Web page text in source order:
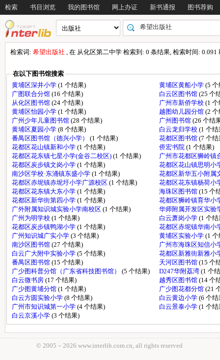
检索 书目浏览 我的图书馆 网上办证 新书通报 图书荐购
检索词: 希望出版社 , 在 从化区第二中学 检索到: 0 条结果, 检索时间: 0.091
在以下图书馆搜索
黄埔区深井小学 (1 个结果) 黄埔区黄船小学 (5
广图联合分馆 (16 个结果) 白云区图书馆 (25 个
从化区图书馆 (24 个结果) 广州市新侨学校 (1
黄埔区怡园小学 (1 个结果) 越图幼儿园分馆 (2
广州少年儿童图书馆 (28 个结果) 广州图书馆 (26 个结
黄埔区夏园小学 (8 个结果) 白云龙归学校 (1 个结
番禺区图书馆（德兴小学） (1 个结果) 花都区图书馆 (7 个结
花都区花山镇新和小学 (1 个结果) 侨宏书院 (1 个结果)
花都区花东镇七星小学(金谷二校区) (1 个结果)
广州市花都区狮岭镇
花都区炭步镇文岗小学 (1 个结果)
花都区花山镇思明小
南沙区学校·东涌镇东盛小学 (1 个结果)
花都区新华五小附属
花都区赤坭镇赤坭圩小学广源校区 (1 个结果)
花都区花东镇杨荷小
花都区花东镇大东小学 (1 个结果) 海珠区图书馆 (15 个
花都区新华街第四小学 (1 个结果)
花都区狮岭镇育华小
广外附属知识城实验小学南校区 (1 个结果)
华师附属开发区实验
广州为明学校 (1 个结果) 白云萧岗小学 (1 个结
花都区炭步镇鸭湖小学 (1 个结果)
花都区赤坭镇华南小
广州知识城广实小学 (3 个结果) 黄埔区实验小学 (1
南沙区图书馆 (27 个结果)
广州市海珠区知信小
白云广大附中实验小学 (5 个结果)
花都区新雅街新雅小
番禺区图书馆 (15 个结果) 天河区图书馆 (15 个
广少图科普分馆（广东省科技图书馆） (5 个结果) D247华附荔湾 (1 个
白云微书房 (17 个结果) 越秀区图书馆 (14 个
广少图黄埔分馆 (1 个结果) 广少图花都分馆 (21
白云方圆实验小学 (8 个结果) 白云黄边小学 (6 个结
广州市知识城第一小学 (4 个结果) 白云景泰小学 (1 个结
白云京溪小学 (3 个结果)
© 2005－ 2026 www.interlib.com.cn, all rights reserved